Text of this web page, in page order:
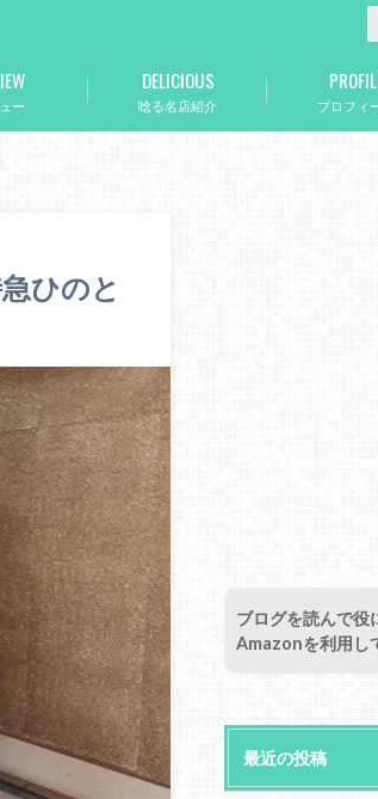
ー 唸る名店紹介
DELICIOUS
プロフィ
ひのと
ブログを読んで役
Amazonを利用し
最近の投稿